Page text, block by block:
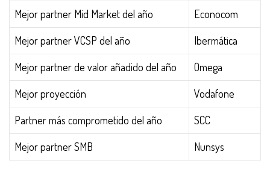
Mejor partner Mid Market del año
Econocom
Mejor partner VCSP del año
Ibermática
Mejor partner de valor añadido del año
Omega
Mejor proyección
Vodafone
Partner más comprometido del año
SCC
Mejor partner SMB
Nunsys